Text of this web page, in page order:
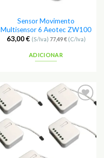
Sensor Movimento
Multisensor 6 Aeotec ZW100
63,00€ (S/Iva) 77,49€(C/Iva)
ADICIONAR
Adicionar
Favoritos